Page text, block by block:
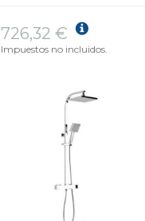
726,32 €
Impuestos no incluidos.